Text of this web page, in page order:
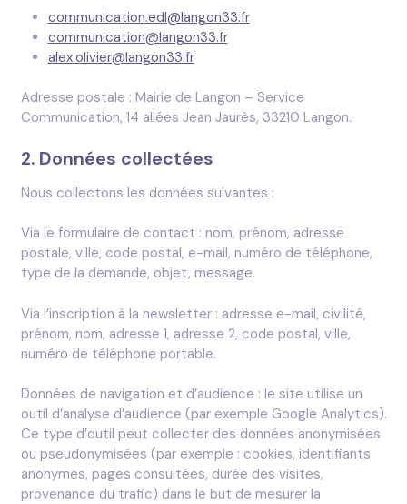
communication.edl@langon33.fr
communication@langon33.fr
alex.olivier@langon33.fr
Adresse postale : Mairie de Langon – Service
Communication, 14 allées Jean Jaurès, 33210 Langon.
2. Données collectées
Nous collectons les données suivantes :
Via le formulaire de contact : nom, prénom, adresse
postale, ville, code postal, e-mail, numéro de téléphone,
type de la demande, objet, message.
Via l’inscription à la newsletter : adresse e-mail, civilité,
prénom, nom, adresse 1, adresse 2, code postal, ville,
numéro de téléphone portable.
Données de navigation et d’audience : le site utilise un
outil d’analyse d’audience (par exemple Google Analytics).
Ce type d’outil peut collecter des données anonymisées
ou pseudonymisées (par exemple : cookies, identifiants
anonymes, pages consultées, durée des visites,
provenance du trafic) dans le but de mesurer la